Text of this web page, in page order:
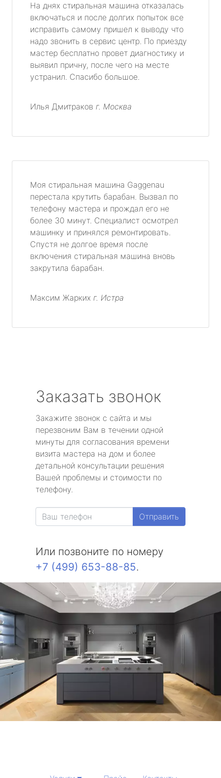
На днях стиральная машина отказалась
включаться и после долгих попыток все
исправить самому пришел к выводу что
надо звонить в сервис центр. По приезду
мастер бесплатно провет диагностику и
выявил причну, после чего на месте
устранил. Спасибо большое.
Илья Дмитраков г. Москва
Моя стиральная машина Gaggenau
перестала крутить барабан. Вызвал по
телефону мастера и прождал его не
более 30 минут. Специалист осмотрел
машинку и принялся ремонтировать.
Спустя не долгое время после
включения стиральная машина вновь
закрутила барабан.
Максим Жарких г. Истра
Заказать звонок
Закажите звонок с сайта и мы
перезвоним Вам в течении одной
минуты для согласования времени
визита мастера на дом и более
детальной консультации решения
Вашей проблемы и стоимости по
телефону.
Отправить
Или позвоните по номеру
+7 (499) 653-88-85.